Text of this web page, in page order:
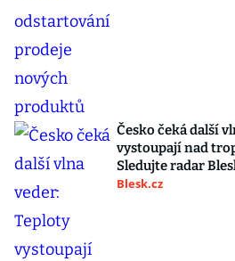
Česko čeká další
vystoupají nad
Sledujte radar
Blesk.cz